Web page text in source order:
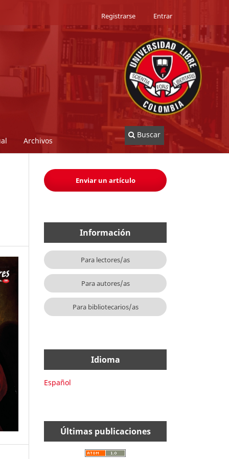
Archivos
Buscar
Registrarse Entrar
Enviar un artículo
Información
Para lectores/as
Para autores/as
Para bibliotecarios/as
Idioma
Español
Últimas publicaciones